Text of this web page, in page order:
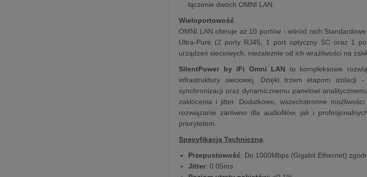
łączenie dwóch OMNI LAN.
Wieloportowość
OMNI LAN oferuje aż 10 portów - wśród nich
Ultra-Pure (2 porty RJ45, 1 port optyczny SC oraz 1
urządzeń sieciowych, niezależnie od ich wrażliwości na
SilentPower by iFi Omni LAN to kompleksowe
infrastruktury sieciowej. Dzięki trzem etapom izolacji
synchronizacji oraz dynamicznemu panelowi
zakłócenia i jitter. Dodatkowo, wszechstronne
rozwiązanie zarówno dla audiofilów, jak i
priorytetem.
Specyfikacja Techniczna:
Przepustowość: Do 1000Mbps (Gigabit Ethernet)
Jitter: 0.05ms